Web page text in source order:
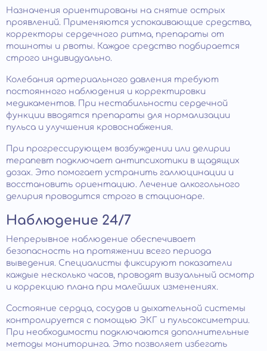
Назначения ориентированы на снятие острых
проявлений. Применяются успокаивающие средства,
корректоры сердечного ритма, препараты от
тошноты и рвоты. Каждое средство подбирается
строго индивидуально.
Колебания артериального давления требуют
постоянного наблюдения и корректировки
медикаментов. При нестабильности сердечной
функции вводятся препараты для нормализации
пульса и улучшения кровоснабжения.
При прогрессирующем возбуждении или делирии
терапевт подключает антипсихотики в щадящих
дозах. Это помогает устранить галлюцинации и
восстановить ориентацию. Лечение алкогольного
делирия проводится строго в стационаре.
Наблюдение 24/7
Непрерывное наблюдение обеспечивает
безопасность на протяжении всего периода
выведения. Специалисты фиксируют показатели
каждые несколько часов, проводят визуальный осмотр
и коррекцию плана при малейших изменениях.
Состояние сердца, сосудов и дыхательной системы
контролируется с помощью ЭКГ и пульсоксиметрии.
При необходимости подключаются дополнительные
методы мониторинга. Это позволяет избегать